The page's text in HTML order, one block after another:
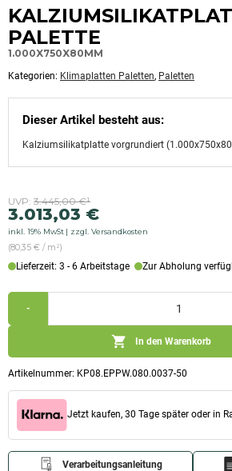
als:
Klimaplatten
Paletten,Paletten
PALETTE
1.000X750X80MM
Artikelnummer: KP08.EPPW.080.0037-50
Kategorien: Klimaplatten Paletten, Paletten
UVP: 3.445,00€¹
Ursprünglicher
Preis
war:
3.445,00 €
3.013,03 €
Aktueller
Preis
ist:
3.013,03 €.
inkl. 19% MwSt zzgl. Versandkosten
(80,35 € / m²)
Dieser Artikel besteht aus:
Kalziumsilikatplatte vorgrundiert
-
(1.000x750x80mm)
In den Warenkorb
Jetzt kaufen, 30 Tage später oder in
Lieferzeit: 3 - 6 Arbeitstage Zur Abholung
Verarbeitungsanleitung